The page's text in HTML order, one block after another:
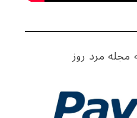
مرد روز